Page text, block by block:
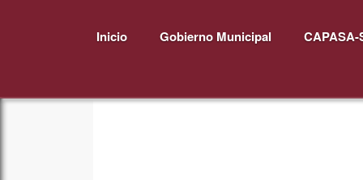
Inicio Gobierno Municipal CAPASA-